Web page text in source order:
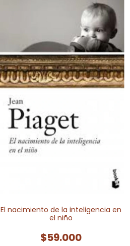
El nacimiento de la inteligencia en
el niño
$59.000